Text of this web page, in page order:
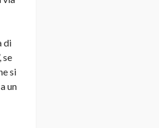
di
se
si
un